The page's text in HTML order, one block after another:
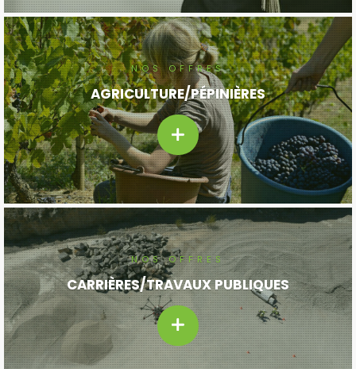
NOS OFFRES
AGRICULTURE/PÉPINIÈRES
NOS OFFRES
CARRIÈRES/TRAVAUX PUBLIQUES